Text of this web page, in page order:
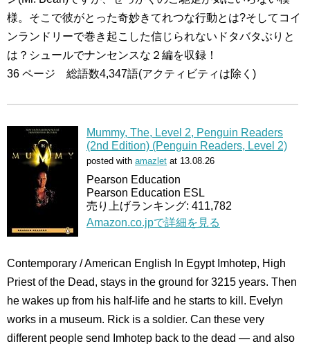
様。そこで彼がとった奇妙きてれつな行動とは?そしてコイ
ンランドリーで巻き起こした信じられないドタバタぶりと
は？シュールでナンセンスな２編を収録！
36 ページ 総語数4,347語(アクティビティは除く)
Mummy, The, Level 2, Penguin Readers
(2nd Edition) (Penguin Readers, Level 2)
posted with amazlet at 13.08.26
Pearson Education
Pearson Education ESL
売り上げランキング: 411,782
Amazon.co.jpで詳細を見る
Contemporary / American English In Egypt Imhotep, High
Priest of the Dead, stays in the ground for 3215 years. Then
he wakes up from his half-life and he starts to kill. Evelyn
works in a museum. Rick is a soldier. Can these very
different people send Imhotep back to the dead — and also